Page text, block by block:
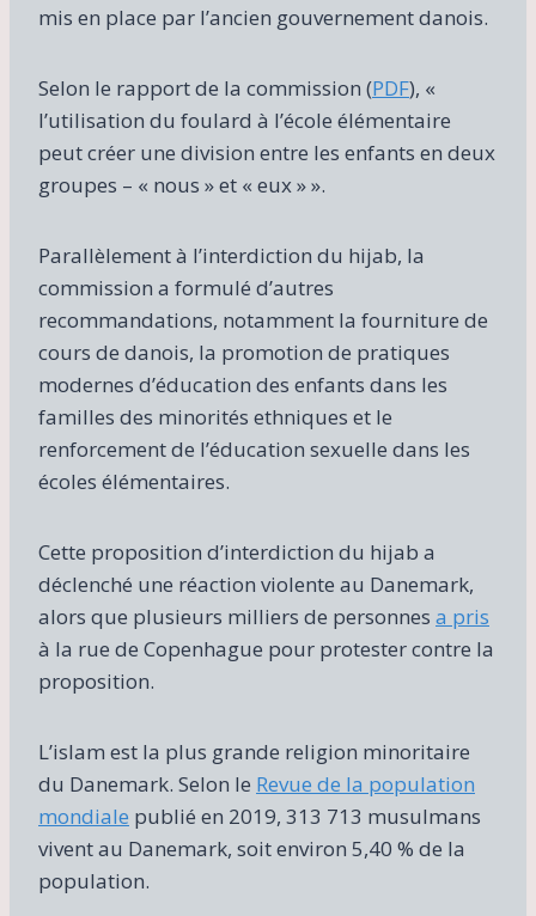
mis en place par l’ancien gouvernement danois.
Selon le rapport de la commission (PDF), «
l’utilisation du foulard à l’école élémentaire
peut créer une division entre les enfants en deux
groupes – « nous » et « eux » ».
Parallèlement à l’interdiction du hijab, la
commission a formulé d’autres
recommandations, notamment la fourniture de
cours de danois, la promotion de pratiques
modernes d’éducation des enfants dans les
familles des minorités ethniques et le
renforcement de l’éducation sexuelle dans les
écoles élémentaires.
Cette proposition d’interdiction du hijab a
déclenché une réaction violente au Danemark,
alors que plusieurs milliers de personnes a pris
à la rue de Copenhague pour protester contre la
proposition.
L’islam est la plus grande religion minoritaire
du Danemark. Selon le Revue de la population
mondiale publié en 2019, 313 713 musulmans
vivent au Danemark, soit environ 5,40 % de la
population.